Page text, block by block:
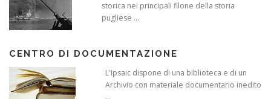
storica nei principali filone della storia
pugliese ...
CENTRO DI DOCUMENTAZIONE
L'Ipsaic dispone di una biblioteca e di un
Archivio con materiale documentario inedito